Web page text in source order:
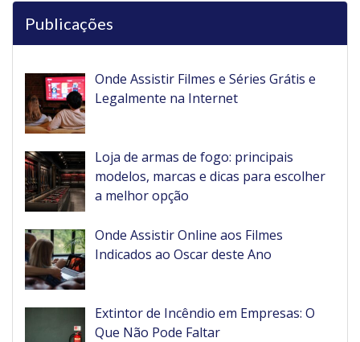
Publicações
Onde Assistir Filmes e Séries Grátis e
Legalmente na Internet
Loja de armas de fogo: principais
modelos, marcas e dicas para escolher
a melhor opção
Onde Assistir Online aos Filmes
Indicados ao Oscar deste Ano
Extintor de Incêndio em Empresas: O
Que Não Pode Faltar